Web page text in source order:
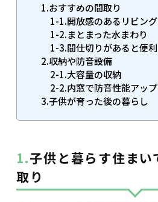
1.おすすめの間取り
1-1.開放感のあるリビング
1-2.まとまった水まわり
1-3.間仕切りがあると便利
2.収納や防音設備
2-1.大容量の収納
2-2.内窓で防音性能アップ
3.子供が育った後の暮らし
1.子供と暮らす住まいでおすすめの間
取り